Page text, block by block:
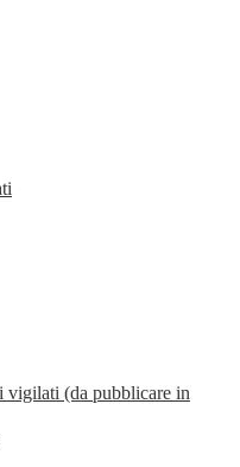
vigilati (da pubblicare in